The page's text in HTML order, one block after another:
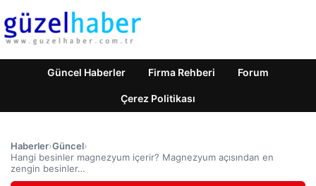
Güncel Haberler Firma Rehberi Forum
Çerez Politikası
Haberler›Güncel›
Hangi besinler magnezyum içerir? Magnezyum açısından en
zengin besinler…